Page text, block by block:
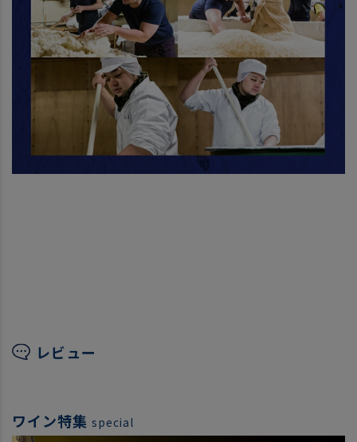
レビュー
ワイン特集 special